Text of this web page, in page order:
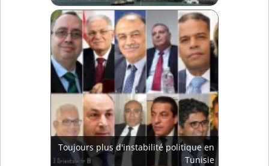
Toujours plus d'instabilité politique en
Tunisie